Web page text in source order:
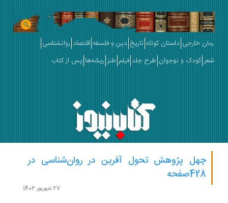
خارجی داستان کوتاه تاریخ دین و فلسفه اقتصاد روانشناسی
کودک و نوجوان طرح جلد فیلم طنز ریشه‌ها پس از کتاب
چهل پژوهش تحول آفرین در روان‌شناسی در